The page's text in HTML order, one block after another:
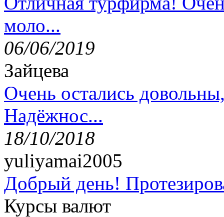
моло...
06/06/2019
Зайцева
Очень остались
Надёжнос...
18/10/2018
yuliyamai2005
Добрый день!
Курсы валют